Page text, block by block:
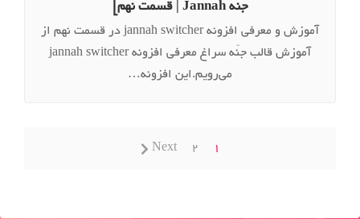
جنّه Jannah | قسمت نهم]
آموزش و معرفی افزونه jannah switcher در قسمت نهم از
آموزش قالب جنّه سراغ معرفی افزونه jannah switcher
می‌رویم.این افزونه…
1
2
Next